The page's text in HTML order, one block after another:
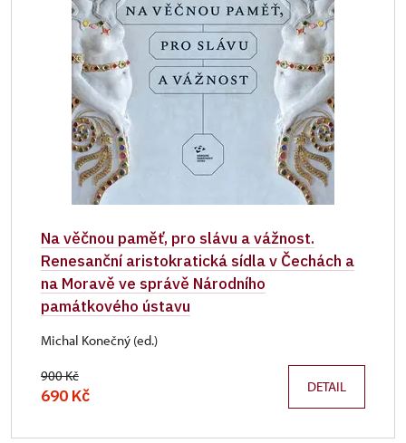
Na věčnou paměť, pro slávu a vážnost.
Renesanční aristokratická sídla v Čechách a
na Moravě ve správě Národního
památkového ústavu
Michal Konečný (ed.)
900 Kč
690 Kč DETAIL